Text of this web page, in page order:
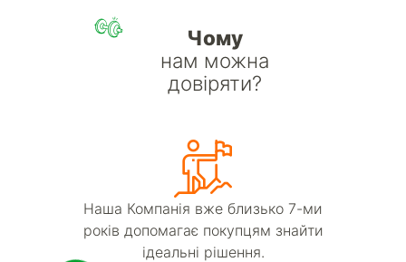
Чому
нам можна
довіряти?
Наша Компанія вже близько 7-ми
років допомагає покупцям знайти
ідеальні рішення.